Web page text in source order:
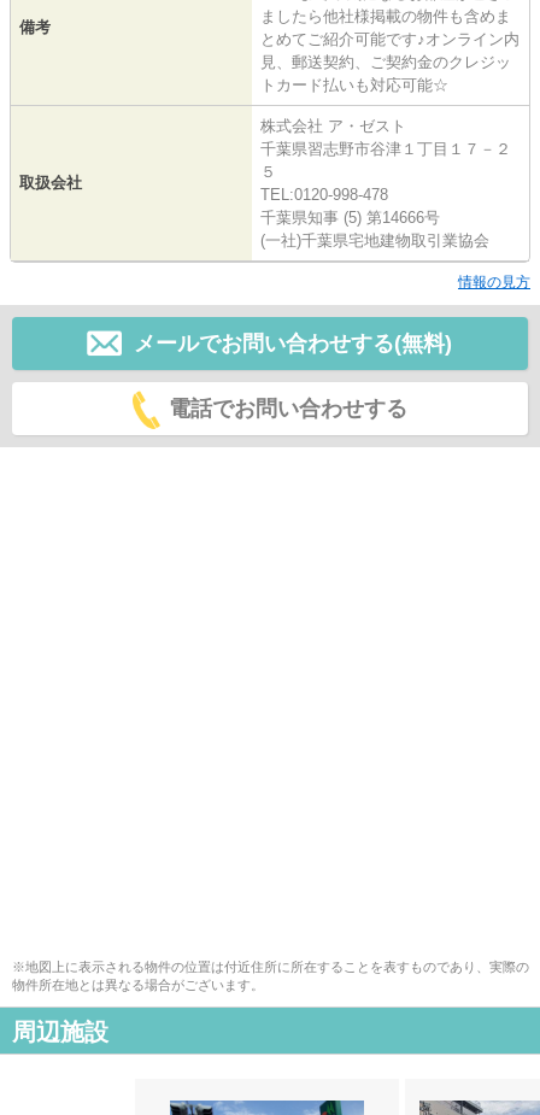
備考
ましたら他社様掲載の物件も含めま
とめてご紹介可能です♪オンライン内
見、郵送契約、ご契約金のクレジッ
トカード払いも対応可能☆
取扱会社
株式会社 ア・ゼスト
千葉県習志野市谷津１丁目１７－２
５
TEL:0120-998-478
千葉県知事 (5) 第14666号
(一社)千葉県宅地建物取引業協会
情報の見方
メールでお問い合わせする(無料)
電話でお問い合わせする
※地図上に表示される物件の位置は付近住所に所在することを表すものであり、実際の
物件所在地とは異なる場合がございます。
周辺施設